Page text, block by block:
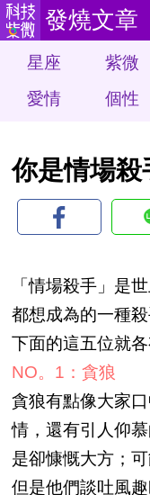
發燒文章
星座 紫微
愛情
個性
你是情場殺
「情場殺手」是
都想成為的一種
下面的這五位就
NO。1：貪狼
貪狼有點像大家
情，還有引人仰
是卻慷慨大方；
但是他們談吐風